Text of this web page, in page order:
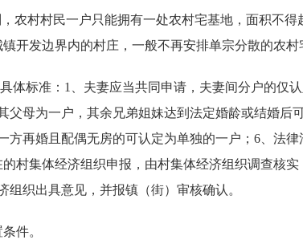
村村民一户只能拥有一处农村宅基地，面积不得
开发边界内的村庄，一般不再安排单宗分散的农村
标准：1、夫妻应当共同申请，夫妻间分户的仅
母为一户，其余兄弟姐妹达到法定婚龄或结婚后
再婚且配偶无房的可认定为单独的一户；6、法
村集体经济组织申报，由村集体经济组织调查核
织出具意见，并报镇（街）审核确认。
件。